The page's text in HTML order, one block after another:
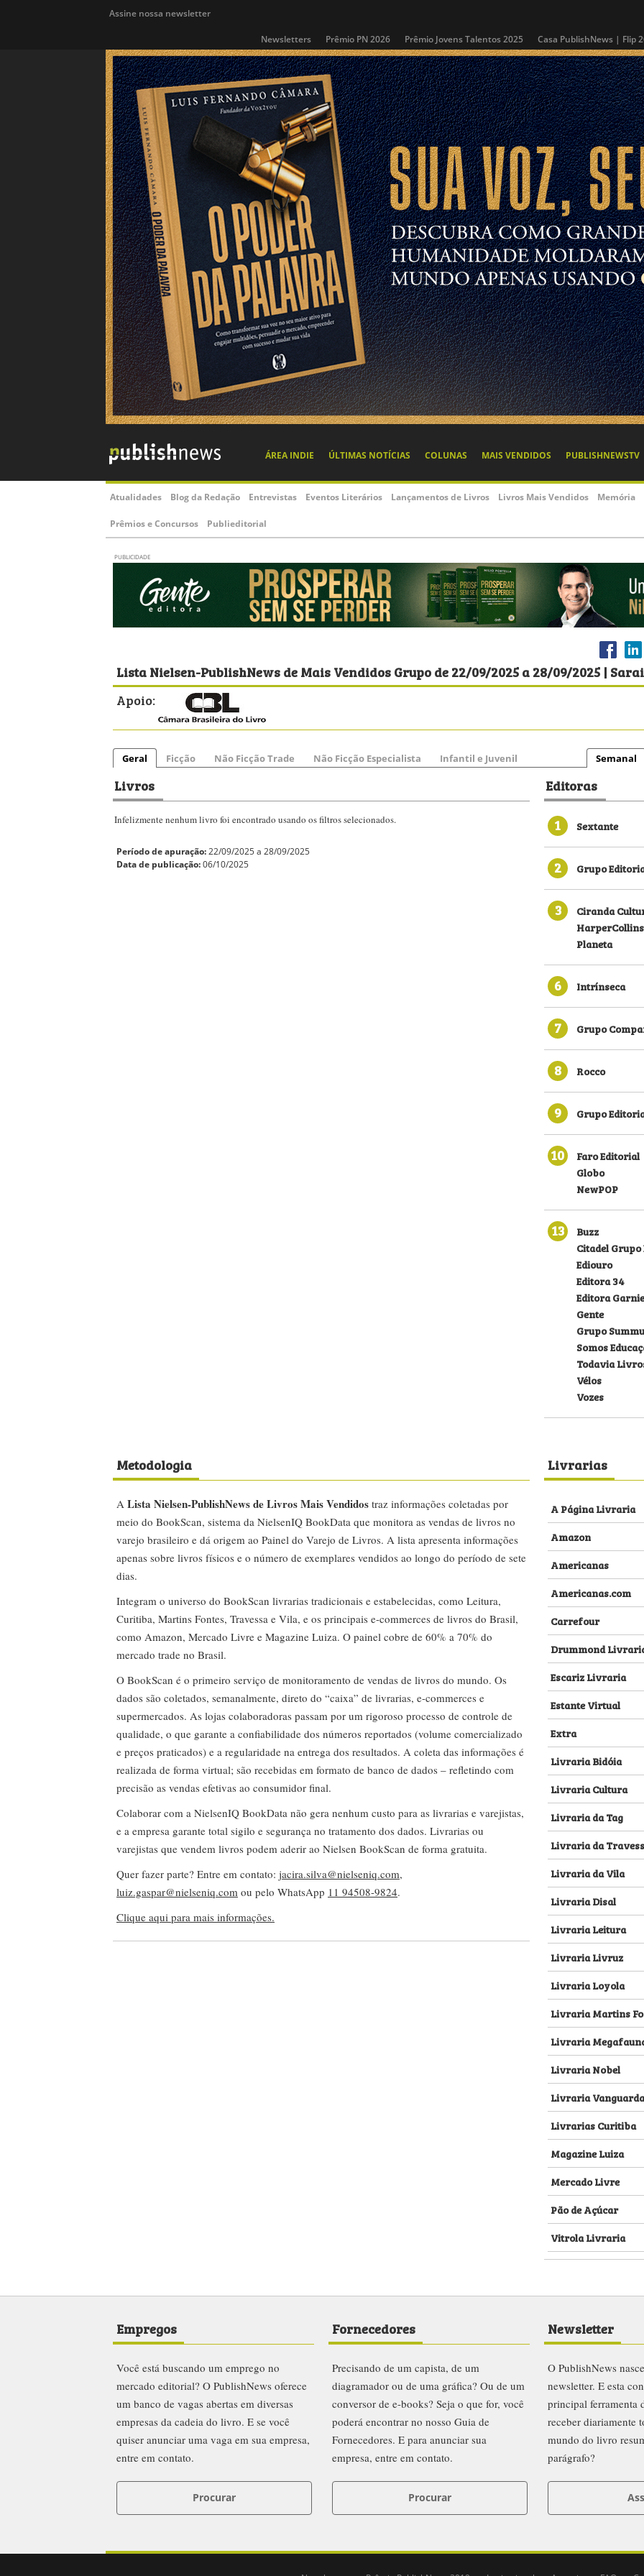
Assine nossa newsletter
Newsletters Prêmio PN 2026 Prêmio Jovens Talentos 2025 Casa PublishNews | Flip
ÁREA INDIE ÚLTIMAS NOTÍCIAS COLUNAS MAIS VENDIDOS PUBLISHNEWSTV
Atualidades Blog da Redação Entrevistas Eventos Literários Lançamentos de Livros Livros Mais Vendidos Memória
Prêmios e Concursos Publieditorial
PUBLICIDADE
Lista Nielsen-PublishNews de Mais Vendidos Grupo de 22/09/2025 a 28/09/2025 |
Apoio:
Geral Ficção Não Ficção Trade Não Ficção Especialista Infantil e Juvenil Semanal
Livros
Infelizmente nenhum livro foi encontrado usando os filtros selecionados.
Período de apuração:22/09/2025 a 28/09/2025
Data de publicação:06/10/2025
Editoras
1
Sextante
2 Grupo
3
Ciranda
Planeta
6 Intrínseca
7 Grupo
8 Rocco
9 Grupo
10
Faro Editorial
Globo
NewPOP
13
Buzz
Citadel
Ediouro
Editora 34
Editora
Gente
Grupo
Somos
Todavia
Vélos
Vozes
Metodologia
A Lista Nielsen-PublishNews de Livros Mais Vendidos traz informações coletadas por
meio do BookScan, sistema da NielsenIQ BookData que monitora as vendas de livros no
varejo brasileiro e dá origem ao Painel do Varejo de Livros. A lista apresenta informações
apenas sobre livros físicos e o número de exemplares vendidos ao longo do período de sete
dias.
Integram o universo do BookScan livrarias tradicionais e estabelecidas, como Leitura,
Curitiba, Martins Fontes, Travessa e Vila, e os principais e-commerces de livros do Brasil,
como Amazon, Mercado Livre e Magazine Luiza. O painel cobre de 60% a 70% do
mercado trade no Brasil.
O BookScan é o primeiro serviço de monitoramento de vendas de livros do mundo. Os
dados são coletados, semanalmente, direto do “caixa” de livrarias, e-commerces e
supermercados. As lojas colaboradoras passam por um rigoroso processo de controle de
qualidade, o que garante a confiabilidade dos números reportados (volume comercializado
e preços praticados) e a regularidade na entrega dos resultados. A coleta das informações é
realizada de forma virtual; são recebidas em formato de banco de dados – refletindo com
precisão as vendas efetivas ao consumidor final.
Colaborar com a NielsenIQ BookData não gera nenhum custo para as livrarias e varejistas,
e a empresa garante total sigilo e segurança no tratamento dos dados. Livrarias ou
varejistas que vendem livros podem aderir ao Nielsen BookScan de forma gratuita.
Quer fazer parte? Entre em contato: jacira.silva@nielseniq.com,
luiz.gaspar@nielseniq.com ou pelo WhatsApp 11 94508-9824.
Clique aqui para mais informações.
Livrarias
A Página Livraria
Amazon
Americanas
Americanas.com
Carrefour
Drummond
Escariz Livraria
Estante Virtual
Extra
Livraria Bidóia
Livraria Cultura
Livraria da Tag
Livraria da
Livraria da Vila
Livraria Disal
Livraria Leitura
Livraria Livruz
Livraria Loyola
Livraria Martins
Livraria
Livraria Nobel
Livraria Vanguarda
Livrarias Curitiba
Magazine Luiza
Mercado Livre
Pão de Açúcar
Vitrola Livraria
Empregos
Você está buscando um emprego no
mercado editorial? O PublishNews oferece
um banco de vagas abertas em diversas
empresas da cadeia do livro. E se você
quiser anunciar uma vaga em sua empresa,
entre em contato.
Procurar
Fornecedores
Precisando de um capista, de um
diagramador ou de uma gráfica? Ou de um
conversor de e-books? Seja o que for, você
poderá encontrar no nosso Guia de
Fornecedores. E para anunciar sua
empresa, entre em contato.
Procurar
Newsletter
O PublishNews
newsletter. E esta
principal ferramenta
receber diariamente
mundo do livro
parágrafo?